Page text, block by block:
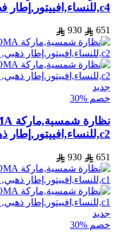
c4,للنساء,افييتور,إطار فضي, عدسات بني,خليط معدني
651
930
جديد
خصم %30
c2,للنساء,افييتور,إطار ذهبي, عدسات بني,خليط معدني
651
930
جديد
خصم %30